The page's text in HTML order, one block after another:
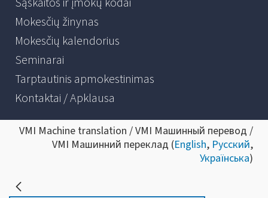
Mokesčių žinynas
Mokesčių kalendorius
Seminarai
Tarptautinis apmokestinimas
Kontaktai / Apklausa
VMI Machine translation / VMI Машинный перевод /
VMI Машинний переклад (English, Русский,
Українська)